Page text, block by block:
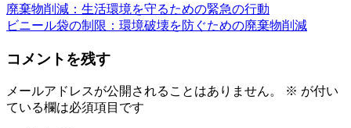
廃棄物削減：生活環境を守るための緊急の行動
ビニール袋の制限：環境破壊を防ぐための廃棄物削減
コメントを残す
メールアドレスが公開されることはありません。 ※ が付い
ている欄は必須項目です